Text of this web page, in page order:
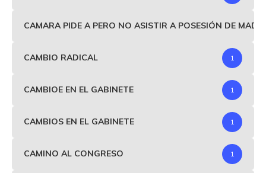
CAMARA PIDE A PERO NO ASISTIR A POSESIÓN DE
CAMBIO RADICAL 1
CAMBIOE EN EL GABINETE 1
CAMBIOS EN EL GABINETE 1
CAMINO AL CONGRESO 1